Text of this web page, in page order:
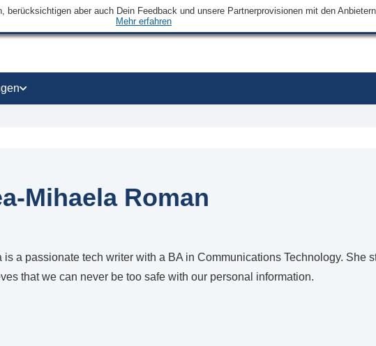
aber auch Dein Feedback und unsere Partnerprovisionen mit den
Mehr erfahren
Mihaela Roman
is a passionate tech writer with a BA in Communications Technology. She
that we can never be too safe with our personal information.